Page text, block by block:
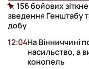
156 бойових
зведення Генштабу
добу
На Вінниччині
насильство, а
конопель
12:04